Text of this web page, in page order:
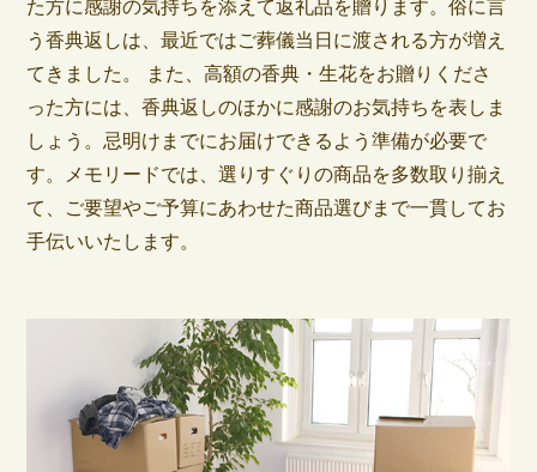
た方に感謝の気持ちを添えて返礼品を贈ります。俗に言
う香典返しは、最近ではご葬儀当日に渡される方が増え
てきました。 また、高額の香典・生花をお贈りくださ
った方には、香典返しのほかに感謝のお気持ちを表しま
しょう。忌明けまでにお届けできるよう準備が必要で
す。メモリードでは、選りすぐりの商品を多数取り揃え
て、ご要望やご予算にあわせた商品選びまで一貫してお
手伝いいたします。